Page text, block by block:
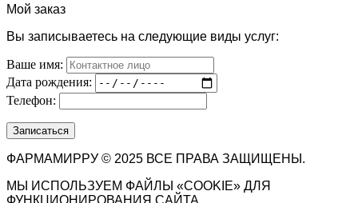
Мой заказ
Вы записываетесь на следующие виды услуг:
Ваше имя:
Дата рождения:
Телефон:
ФАРМАМИРРУ © 2025 ВСЕ ПРАВА ЗАЩИЩЕНЫ.
МЫ ИСПОЛЬЗУЕМ ФАЙЛЫ «COOKIE» ДЛЯ
ФУНКЦИОНИРОВАНИЯ САЙТА.